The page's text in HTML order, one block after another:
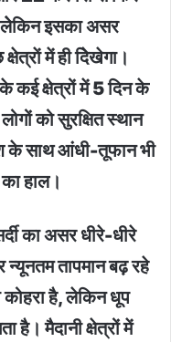
लेेकिन इसका असर
में ही देिखेगा।
के कई क्षेत्रों में 5 दिन के
को सुरक्षित स्थान
के साथ आंधी-तूफान भी
हाल।
का असर धीरे-धीरे
तापमान बढ़ रहे
है, लेकिन धूप
है। मैदानी क्षेत्रों में